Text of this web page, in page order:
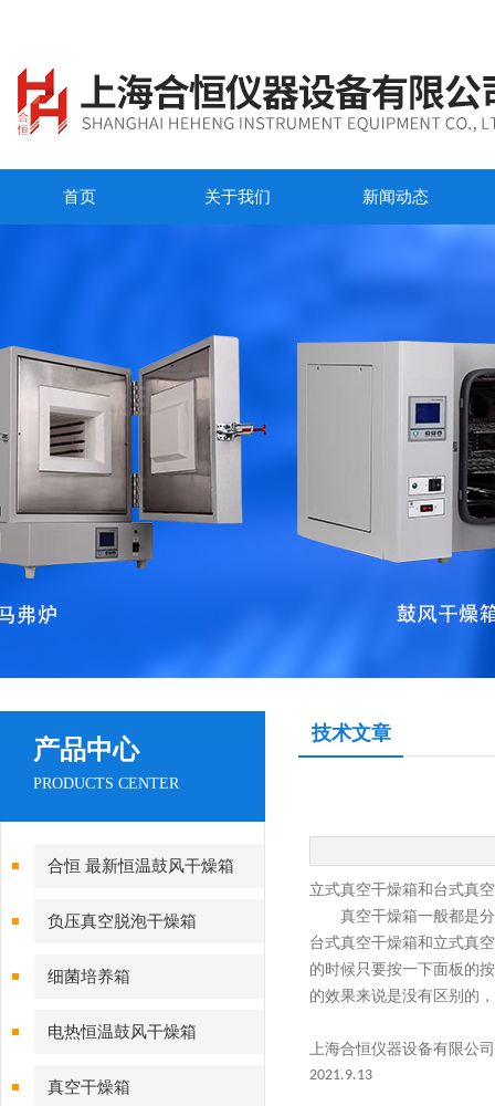
首页 关于我们 新闻动态
产品中心
PRODUCTS CENTER
合恒 最新恒温鼓风干燥箱
负压真空脱泡干燥箱
细菌培养箱
电热恒温鼓风干燥箱
真空干燥箱
技术文章
立式真空干燥箱和台式真
真空干燥箱一般都是
台式真空干燥箱和立式真
的时候只要按一下面板的
的效果来说是没有区别的
上海合恒仪器设备有限公司
2021.9.13